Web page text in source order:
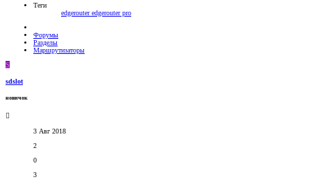
Теги
edgerouteredgerouter pro
Форумы
Разделы
Маршрутизаторы
S
sdslot
новичок
3 Авг 2018
2
0
3